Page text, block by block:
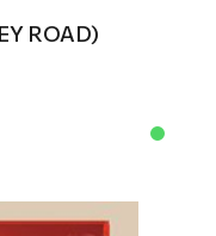
ROAD)